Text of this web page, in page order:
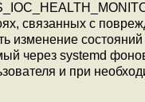
связанных с
изменение
через systemd
и при